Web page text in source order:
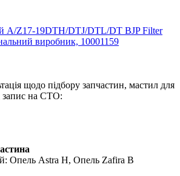
щодо підбору запчастин, мастил для
запис на СТО:
Опель Astra H, Опель Zafira B